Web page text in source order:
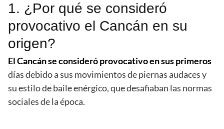
1. ¿Por qué se consideró
provocativo el Cancán en su
origen?
El Cancán se consideró provocativo en sus primeros
días debido a sus movimientos de piernas audaces y
su estilo de baile enérgico, que desafiaban las normas
sociales de la época.